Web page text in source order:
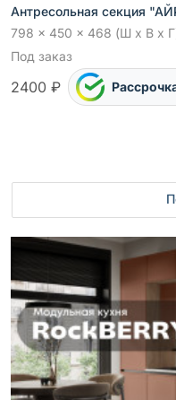
Антресольная секция
798 x 450 x 468 (Ш x В x
Под заказ
2400 ₽